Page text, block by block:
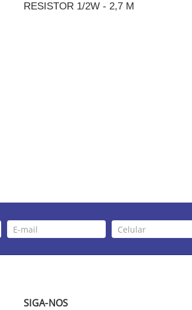
RESISTOR 1/2W - 2,7 M
SIGA-NOS